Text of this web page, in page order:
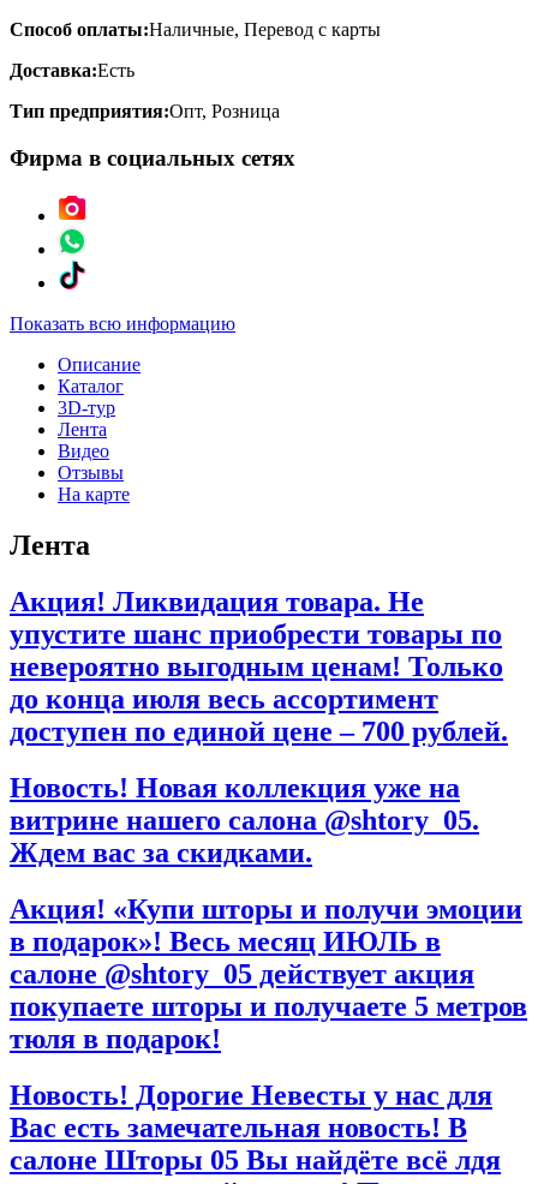
Способ оплаты:Наличные, Перевод с карты
Доставка:Есть
Тип предприятия:Опт, Розница
Фирма в социальных сетях
Показать всю информацию
Описание
Каталог
3D-тур
Лента
Видео
Отзывы
На карте
Лента
Акция! Ликвидация товара. Не
упустите шанс приобрести товары по
невероятно выгодным ценам! Только
до конца июля весь ассортимент
доступен по единой цене – 700 рублей.
Новость! Новая коллекция уже на
витрине нашего салона @shtory_05.
Ждем вас за скидками.
Акция! «Купи шторы и получи эмоции
в подарок»! Весь месяц ИЮЛЬ в
салоне @shtory_05 действует акция
покупаете шторы и получаете 5 метров
тюля в подарок!
Новость! Дорогие Невесты у нас для
Вас есть замечательная новость! В
салоне Шторы 05 Вы найдёте всё лдя